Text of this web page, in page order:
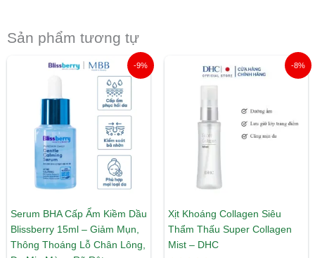
Sản phẩm tương tự
-9%
Serum BHA Cấp Ẩm Kiềm Dầu
Blissberry 15ml – Giảm Mụn,
Thông Thoáng Lỗ Chân Lông,
Giá
320.000 ₫.
Giá
hiện
tại
là:
290.000 ₫.
-8%
Xịt Khoáng Collagen Siêu
Thẩm Thấu Super Collagen
Mist – DHC
gốc
là:
hiện
485.000 ₫.